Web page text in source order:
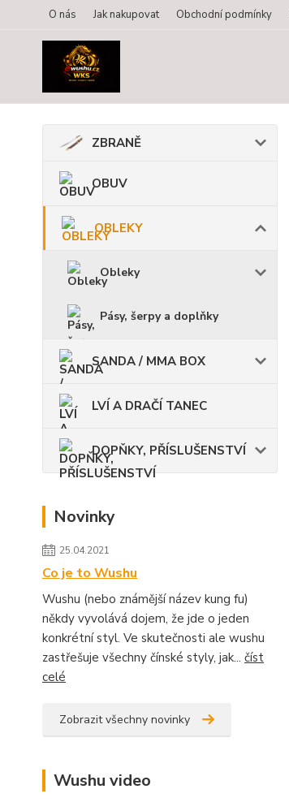
O nás Jak nakupovat Obchodní podmínky
ZBRANĚ
OBUV
OBLEKY
Obleky
Pásy, šerpy a doplňky
SANDA / MMA BOX
LVÍ A DRAČÍ TANEC
DOPŇKY, PŘÍSLUŠENSTVÍ
Novinky
25.04.2021
Co je to Wushu
Wushu (nebo známější název kung fu)
někdy vyvolává dojem, že jde o jeden
konkrétní styl. Ve skutečnosti ale wushu
zastřešuje všechny čínské styly, jak... číst
celé
Zobrazit všechny novinky
Wushu video